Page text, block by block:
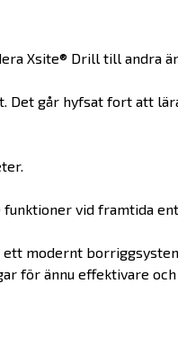
Xsite® Drill till andra
Det går hyfsat fort att
funktioner vid framtida
modernt
för ännu effektivare